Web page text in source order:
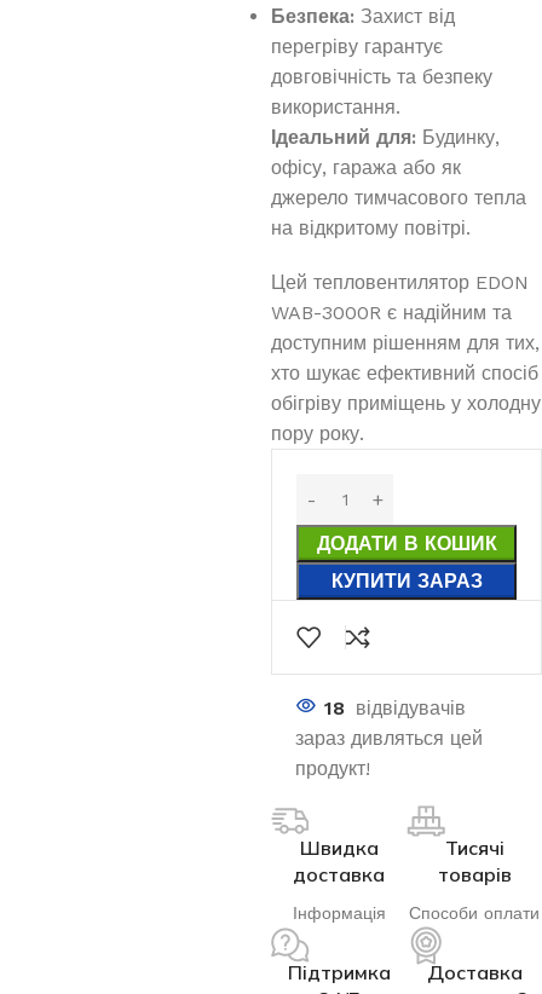
Безпека: Захист від
перегріву гарантує
довговічність та безпеку
використання.
Ідеальний для: Будинку,
офісу, гаража або як
джерело тимчасового тепла
на відкритому повітрі.
Цей тепловентилятор EDON
WAB-3000R є надійним та
доступним рішенням для тих,
хто шукає ефективний спосіб
обігріву приміщень у холодну
пору року.
ДОДАТИ В КОШИК
КУПИТИ ЗАРАЗ
18 відвідувачів
зараз дивляться цей
продукт!
Швидка
доставка
Інформація
Тисячі
товарів
Способи оплати
Підтримка
Доставка